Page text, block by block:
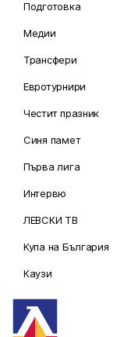
Подготовка
Медии
Трансфери
Евротурнири
Честит празник
Синя памет
Първа лига
Интервю
ЛЕВСКИ ТВ
Купа на България
Каузи